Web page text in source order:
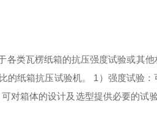
各类瓦楞纸箱的抗压强度试验或其
的纸箱抗压试验机。 1）强度试验：
对箱体的设计及选型提供必要的试